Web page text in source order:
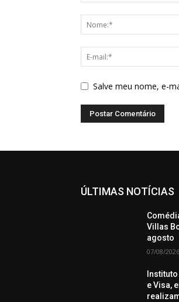
Salve meu nome, e-
ÚLTIMAS NOTÍCIAS
Villas
agosto
07/08/2026
e Visa,